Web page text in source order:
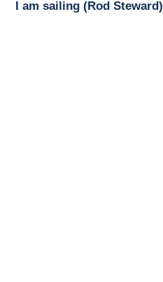
I am sailing (Rod Steward)